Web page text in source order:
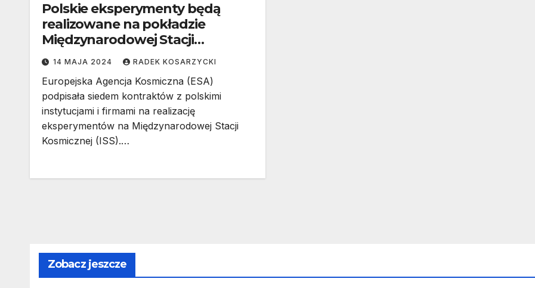
Polskie eksperymenty będą
realizowane na pokładzie
Międzynarodowej Stacji
Kosmicznej
14 MAJA 2024 RADEK KOSARZYCKI
Europejska Agencja Kosmiczna (ESA)
podpisała siedem kontraktów z polskimi
instytucjami i firmami na realizację
eksperymentów na Międzynarodowej Stacji
Kosmicznej (ISS).…
Zobacz jeszcze